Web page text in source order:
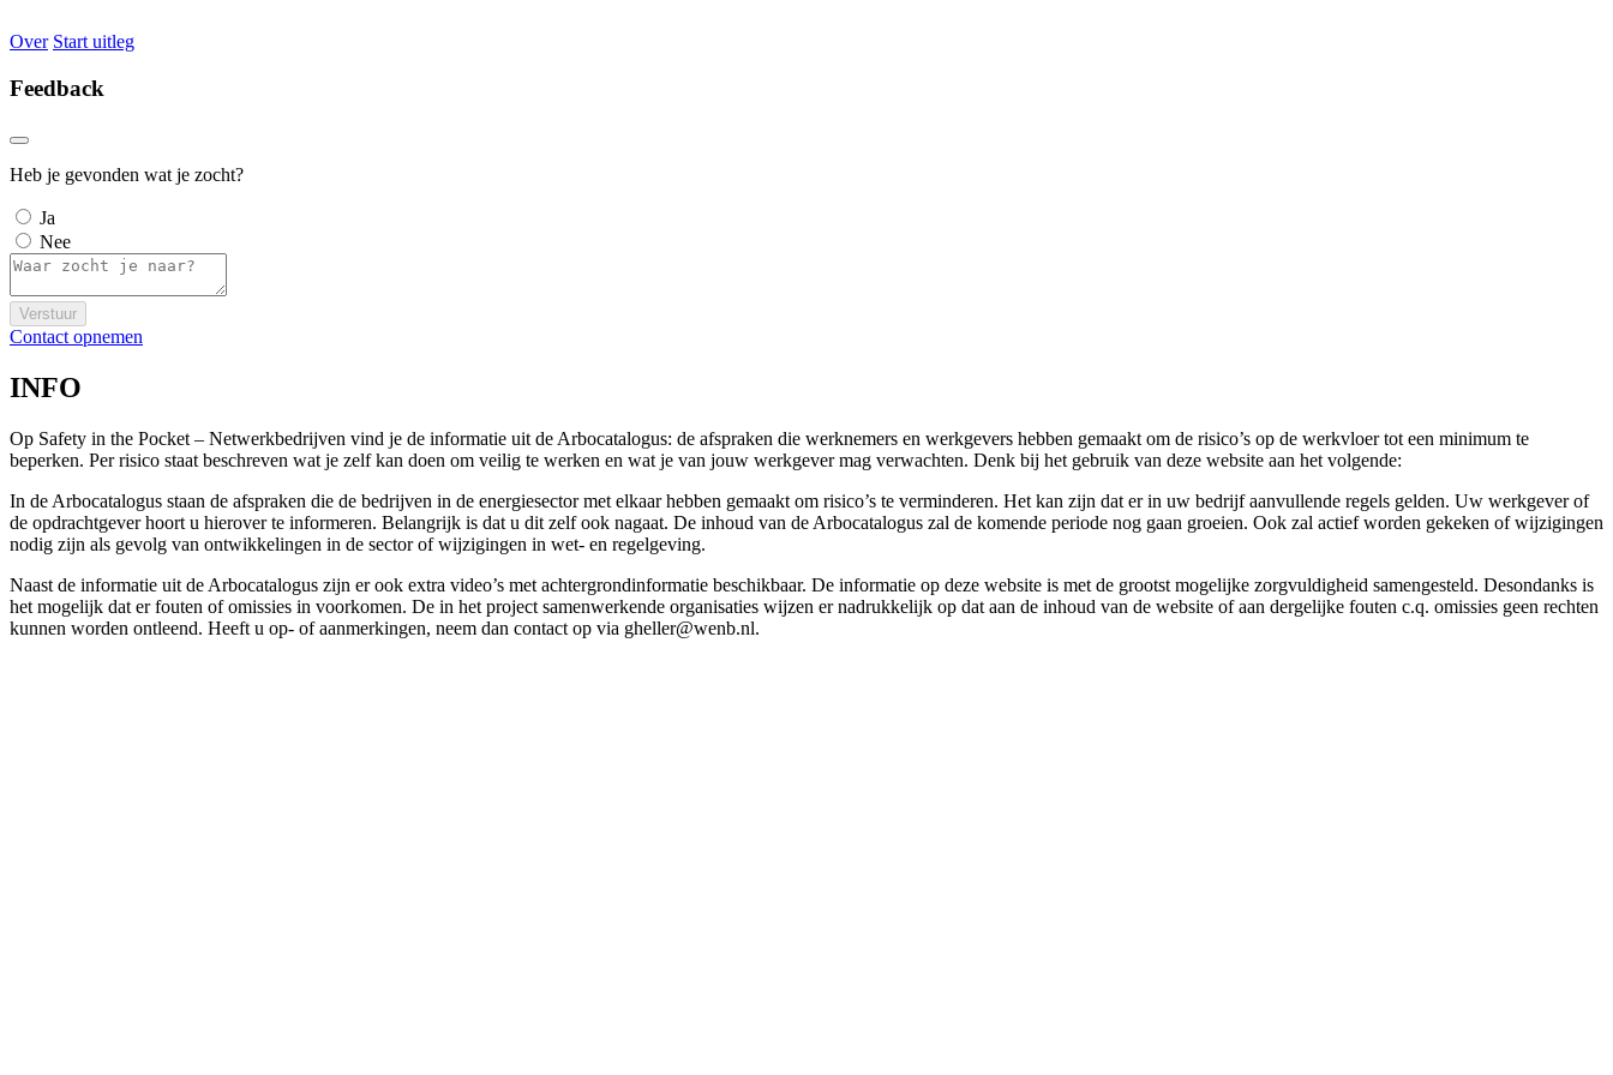
Over Start uitleg
Feedback
Heb je gevonden wat je zocht?
Ja
Nee
Verstuur
Contact opnemen
INFO
Op Safety in the Pocket – Netwerkbedrijven vind je de informatie uit de Arbocatalogus: de afspraken die werknemers en werkgevers hebben gemaakt om de risico’s op de werkvloer tot een minimum te
beperken. Per risico staat beschreven wat je zelf kan doen om veilig te werken en wat je van jouw werkgever mag verwachten. Denk bij het gebruik van deze website aan het volgende:
In de Arbocatalogus staan de afspraken die de bedrijven in de energiesector met elkaar hebben gemaakt om risico’s te verminderen. Het kan zijn dat er in uw bedrijf aanvullende regels gelden. Uw werkgever of
de opdrachtgever hoort u hierover te informeren. Belangrijk is dat u dit zelf ook nagaat. De inhoud van de Arbocatalogus zal de komende periode nog gaan groeien. Ook zal actief worden gekeken of wijzigingen
nodig zijn als gevolg van ontwikkelingen in de sector of wijzigingen in wet- en regelgeving.
Naast de informatie uit de Arbocatalogus zijn er ook extra video’s met achtergrondinformatie beschikbaar. De informatie op deze website is met de grootst mogelijke zorgvuldigheid samengesteld. Desondanks is
het mogelijk dat er fouten of omissies in voorkomen. De in het project samenwerkende organisaties wijzen er nadrukkelijk op dat aan de inhoud van de website of aan dergelijke fouten c.q. omissies geen rechten
kunnen worden ontleend. Heeft u op- of aanmerkingen, neem dan contact op via gheller@wenb.nl.